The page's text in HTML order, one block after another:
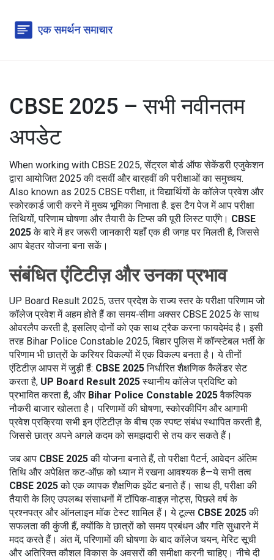
CBSE 2025 – सभी नवीनतम
अपडेट
When working with CBSE 2025,सेंट्रल बोर्ड ऑफ सेकेंडरी एजुकेशन
द्वारा आयोजित 2025 की दसवीं और बारहवीं की परीक्षाओं का समुच्चय.
Also known as 2025 CBSE परीक्षा, itविद्यार्थियों के कॉलेज प्रवेश और
स्कोरकार्ड जारी करने में मुख्य भूमिका निभाता है. इस टैग पेज में आप परीक्षा
तिथियों, परिणाम घोषणा और तैयारी के टिप्स की पूरी लिस्ट पाएँगे। CBSE
2025के बारे में हर जरूरी जानकारी यहाँ एक ही जगह पर मिलती है, जिससे
आप बेहतर योजना बना सकें।
संबंधित एंटिटीज़ और उनका प्रभाव
UP Board Result 2025,उत्तर प्रदेश के राज्य स्तर के परीक्षा परिणाम जो
कॉलेज प्रवेश में अहम होते हैंका समय‑सीमा अक्सर CBSE 2025 के साथ
ओवरलैप करती है, इसलिए दोनों को एक साथ ट्रैक करना फायदेमंद है। इसी
तरह Bihar Police Constable 2025,बिहार पुलिस में कॉन्स्टेबल भर्ती के
परिणामभी छात्रों के करियर विकल्पों में एक विकल्प बनता है। ये तीनों
एंटिटीज़ आपस में जुड़ी हैं: CBSE 2025निर्धारित शैक्षणिक कैलेंडर सेट
करता है, UP Board Result 2025स्थानीय कॉलेज प्रविष्टि को
प्रभावित करता है, और Bihar Police Constable 2025वैकल्पिक
नौकरी बाजार खोलता है। परिणामों की घोषणा, स्कोरकीपिंग और आगामी
प्रवेश प्रक्रिया सभी इन एंटिटीज़ के बीच एक स्पष्ट संबंध स्थापित करती है,
जिससे छात्र अपने अगले कदम को समझदारी से तय कर सकते हैं।
जब आप CBSE 2025की योजना बनाते हैं, तो परीक्षा पैटर्न, आवेदन अंतिम
तिथि और अपेक्षित कट‑ऑफ़ को ध्यान में रखना आवश्यक है—ये सभी तत्व
CBSE 2025को एक व्यापक शैक्षणिक इवेंट बनाते हैं। साथ ही, परीक्षा की
तैयारी के लिए उपलब्ध संसाधनों में टॉपिक‑वाइज़ नोट्स, पिछले वर्ष के
प्रश्नपत्र और ऑनलाइन मॉक टेस्ट शामिल हैं। ये टूल्स CBSE 2025की
सफलता की कुंजी हैं, क्योंकि वे छात्रों को समय प्रबंधन और गति सुधारने में
मदद करते हैं। अंत में, परिणामों की घोषणा के बाद कॉलेज चयन, मेरिट सूची
और अतिरिक्त कौशल विकास के अवसरों की समीक्षा करनी चाहिए। नीचे दी